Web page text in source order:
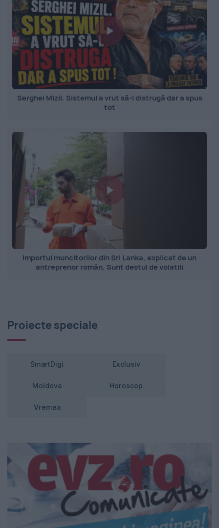
Serghei Mizil. Sistemul a vrut să-l distrugă dar a spus
tot
Importul muncitorilor din Sri Lanka, explicat de un
antreprenor român. Sunt destul de volatili
Proiecte speciale
SmartDigi Exclusiv
Moldova Horoscop
Vremea